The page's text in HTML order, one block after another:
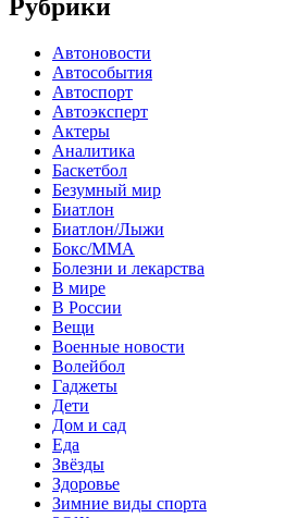
Рубрики
Автоновости
Автособытия
Автоспорт
Автоэксперт
Актеры
Аналитика
Баскетбол
Безумный мир
Биатлон
Биатлон/Лыжи
Бокс/MMA
Болезни и лекарства
В мире
В России
Вещи
Военные новости
Волейбол
Гаджеты
Дети
Дом и сад
Еда
Звёзды
Здоровье
Зимние виды спорта